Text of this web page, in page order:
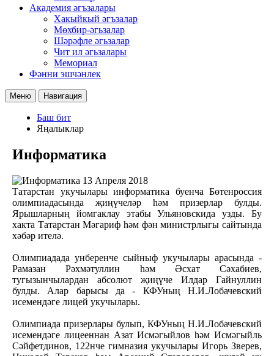
Академия әгъзалары
Хакыйкый әгъзалар
Мөхбир-әгьзалар
Шәрәфле әгьзалар
Чит ил әгьзалары
Мемориал
Фәнни эшчәнлек
Меню Навигация
Баш бит
Яңалыклар
Информатика
13 Апреля 2018
Татарстан укучылары информатика буенча Бөтенроссия
олимпиадасында җиңүчеләр һәм призерлар булды.
Ярышларның йомгаклау этабы Ульяновскида узды. Бу
хакта Татарстан Мәгариф һәм фән министрлыгы сайтында
хәбәр ителә.
Олимпиадада унберенче сыйныф укучылары арасында -
Рамазан Рәхмәтуллин һәм Әсхат Сәхабиев,
тугызынчылардан абсолют җиңүче Илдар Гайнуллин
булды. Алар барысы да - КФУның Н.И.Лобачевский
исемендәге лицей укучылары.
Олимпиада призерлары булып, КФУның Н.И.Лобачевский
исемендәге лицееннан Азат Исмәгыйлов һәм Исмәгыйль
Сәйфетдинов, 122нче гимназия укучылары Игорь Зверев,